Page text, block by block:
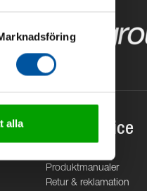
alla Kundservice
Produktmanualer
Retur & reklamation